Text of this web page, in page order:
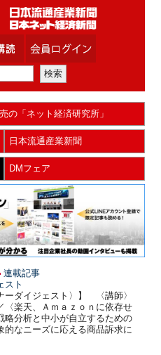
の「ネット経済研究所」
日本流通産業新聞
DMフェア
連載記事
スト
ーダイジェスト〉】 〈講師〉
楽天、Ａｍａｚｏｎに依存せ
略分析と中小が自立するための
なニーズに応える商品訴求に